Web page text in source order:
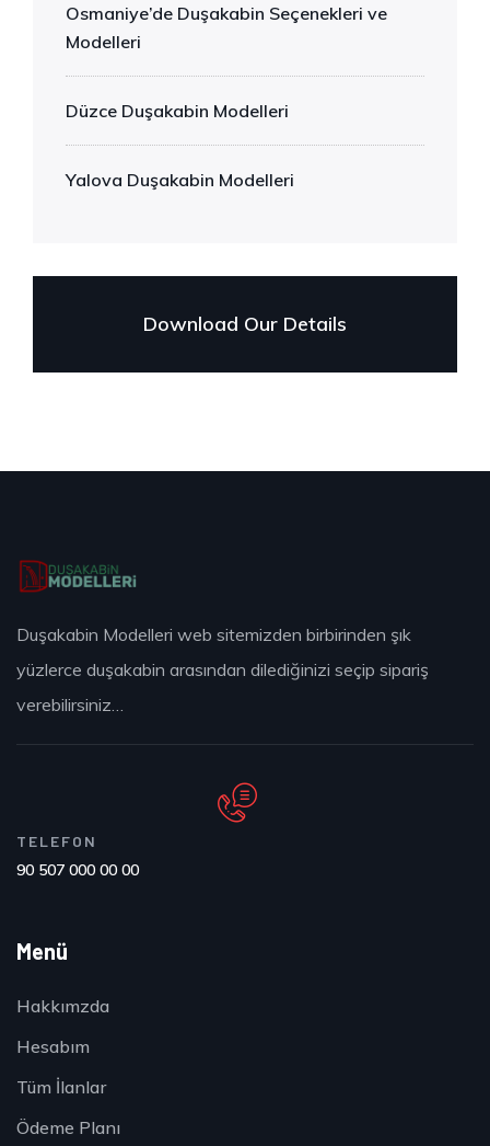
Osmaniye’de Duşakabin Seçenekleri ve
Modelleri
Düzce Duşakabin Modelleri
Yalova Duşakabin Modelleri
Download Our Details
Duşakabin Modelleri web sitemizden birbirinden şık
yüzlerce duşakabin arasından dilediğinizi seçip sipariş
verebilirsiniz…
TELEFON
90 507 000 00 00
Menü
Hakkımzda
Hesabım
Tüm İlanlar
Ödeme Planı